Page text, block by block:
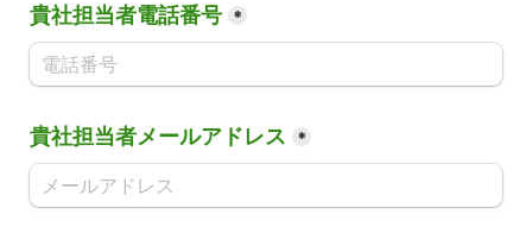
貴社担当者電話番号 *
貴社担当者メールアドレス *